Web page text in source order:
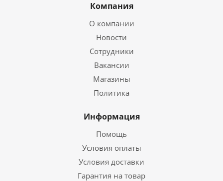
Компания
О компании
Новости
Сотрудники
Вакансии
Магазины
Политика
Информация
Помощь
Условия оплаты
Условия доставки
Гарантия на товар